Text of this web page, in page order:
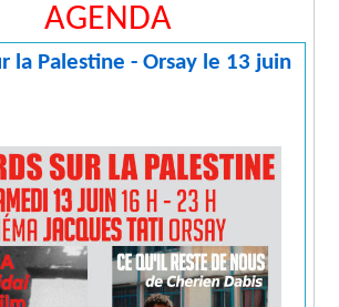
AGENDA
la Palestine - Orsay le 13 juin